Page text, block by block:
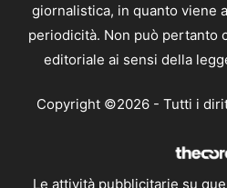
giornalistica, in quanto viene
periodicità. Non può pertanto
editoriale ai sensi della
Copyright ©2026 - Tutti i
Le attività pubblicitarie su